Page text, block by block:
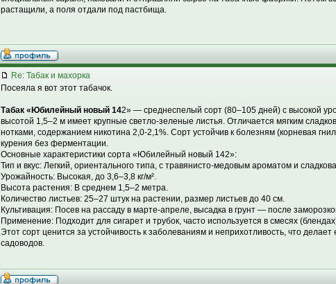
растащили, а поля отдали под пастбища.
Re: Табак и махорка
Посеяла я вот этот табачок.
Табак «Юбилейный новый 142» — среднеспелый сорт (80–105 дней) с высокой
высотой 1,5–2 м имеет крупные светло-зеленые листья. Отличается мягким
нотками, содержанием никотина 2,0-2,1%. Сорт устойчив к болезням (корневая
курения без ферментации.
Основные характеристики сорта «Юбилейный новый 142»:
Тип и вкус: Легкий, ориентального типа, с травянисто-медовым ароматом и
Урожайность: Высокая, до 3,6–3,8 кг/м².
Высота растения: В среднем 1,5–2 метра.
Количество листьев: 25–27 штук на растении, размер листьев до 40 см.
Культивация: Посев на рассаду в марте-апреле, высадка в грунт — после
Применение: Подходит для сигарет и трубок, часто используется в смесях
Этот сорт ценится за устойчивость к заболеваниям и неприхотливость, что
садоводов.